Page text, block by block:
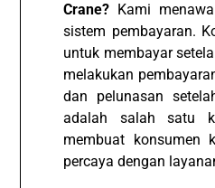
Crane? Kami
sistem pembayaran.
untuk membayar
melakukan
dan pelunasan
adalah salah satu
membuat konsumen
percaya dengan